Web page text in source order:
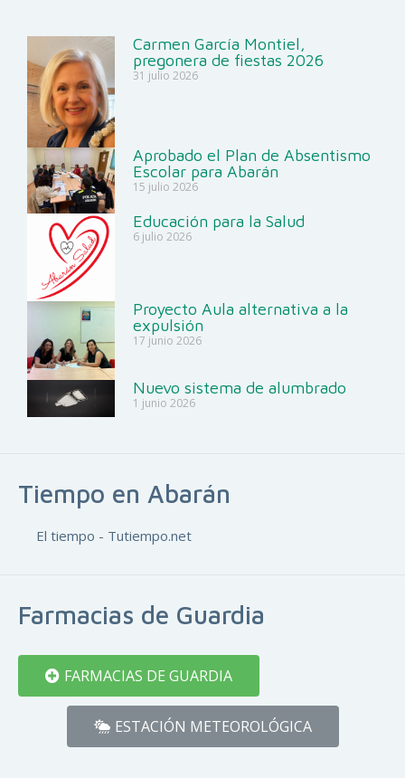
Tiempo en Abarán
El tiempo - Tutiempo.net
Farmacias de Guardia
FARMACIAS DE GUARDIA
ESTACIÓN METEOROLÓGICA
Carmen García Montiel,
pregonera de fiestas 2026
31 julio 2026
Aprobado el Plan de Absentismo
Escolar para Abarán
15 julio 2026
Educación para la Salud
6 julio 2026
Proyecto Aula alternativa a la
expulsión
17 junio 2026
Nuevo sistema de alumbrado
1 junio 2026